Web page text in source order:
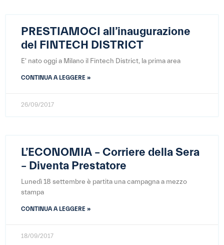
PRESTIAMOCI all’inaugurazione
del FINTECH DISTRICT
E' nato oggi a Milano il Fintech District, la prima area
CONTINUA A LEGGERE »
26/09/2017
L’ECONOMIA – Corriere della Sera
– Diventa Prestatore
Lunedì 18 settembre è partita una campagna a mezzo
stampa
CONTINUA A LEGGERE »
18/09/2017